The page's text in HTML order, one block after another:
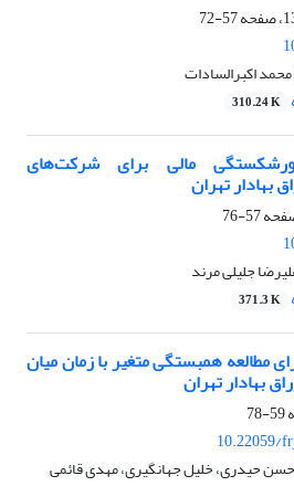
57-72
اکبرالسادات
310.24 K
مالی برای شرکت‌های
بهادار تهران
57-76
جلیلی مرند
371.3 K
مطالعه همبستگی متغیر با زمان میان
59-78
10.22059/
حیدری، خلیل جهانگیری، مهدی قائمی